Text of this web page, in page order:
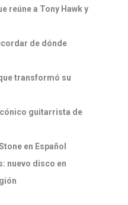
reúne a Tony Hawk y
de dónde
transformó su
guitarrista de
en Español
nuevo disco en